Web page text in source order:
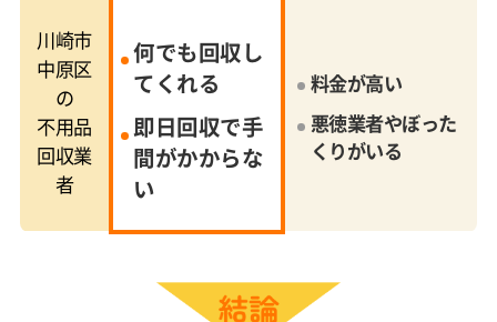
川崎市
中原区
の
不用品
回収業
者
何でも回収し
てくれる
即日回収で手
間がかからな
い
料金が高い
悪徳業者やぼった
くりがいる